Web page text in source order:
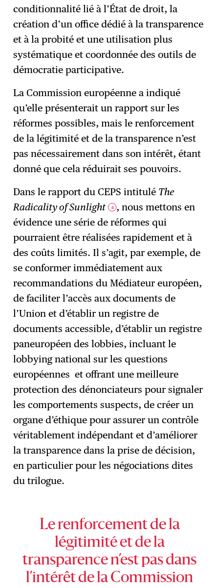
conditionnalité lié à l’État de droit, la
création d’un office dédié à la transparence
et à la probité et une utilisation plus
systématique et coordonnée des outils de
démocratie participative.
La Commission européenne a indiqué
qu’elle présenterait un rapport sur les
réformes possibles, mais le renforcement
de la légitimité et de la transparence n’est
pas nécessairement dans son intérêt, étant
donné que cela réduirait ses pouvoirs.
Dans le rapport du CEPS intitulé The
Radicality of Sunlight
4 , nous mettons en
évidence une série de réformes qui
pourraient être réalisées rapidement et à
des coûts limités. Il s’agit, par exemple, de
se conformer immédiatement aux
recommandations du Médiateur européen,
de faciliter l’accès aux documents de
l’Union et d’établir un registre de
documents accessible, d’établir un registre
paneuropéen des lobbies, incluant le
lobbying national sur les questions
européennes et offrant une meilleure
protection des dénonciateurs pour signaler
les comportements suspects, de créer un
organe d’éthique pour assurer un contrôle
véritablement indépendant et d’améliorer
la transparence dans la prise de décision,
en particulier pour les négociations dites
du trilogue.
Le renforcement de la
légitimité et de la
transparence n’est pas dans
l’intérêt de la Commission